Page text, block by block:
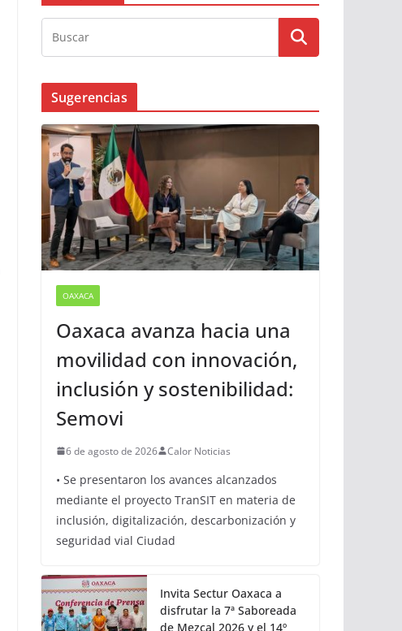
Busqueda
Sugerencias
OAXACA
Oaxaca avanza hacia una
movilidad con innovación,
inclusión y sostenibilidad:
Semovi
• Se presentaron los avances alcanzados
mediante el proyecto TranSIT en materia de
inclusión, digitalización, descarbonización y